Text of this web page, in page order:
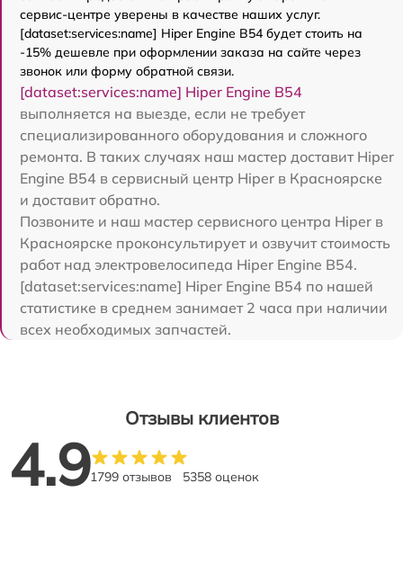
сервис-центре уверены в качестве наших услуг.
[dataset:services:name] Hiper Engine B54 будет стоить на
-15% дешевле при оформлении заказа на сайте через
звонок или форму обратной связи.
[dataset:services:name] Hiper Engine B54
выполняется на выезде, если не требует
специализированного оборудования и сложного
ремонта. В таких случаях наш мастер доставит Hiper
Engine B54 в сервисный центр Hiper в Красноярске
и доставит обратно.
Позвоните и наш мастер сервисного центра Hiper в
Красноярске проконсультирует и озвучит стоимость
работ над электровелосипеда Hiper Engine B54.
[dataset:services:name] Hiper Engine B54 по нашей
статистике в среднем занимает 2 часа при наличии
всех необходимых запчастей.
Отзывы клиентов
4.91799 отзывов 5358 оценок